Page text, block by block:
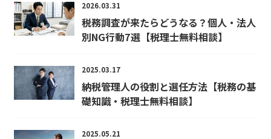
2026.03.31
税務調査が来たらどうなる？個人・法人
別NG行動7選【税理士無料相談】
2025.03.17
納税管理人の役割と選任方法【税務の基
礎知識・税理士無料相談】
2025.05.21